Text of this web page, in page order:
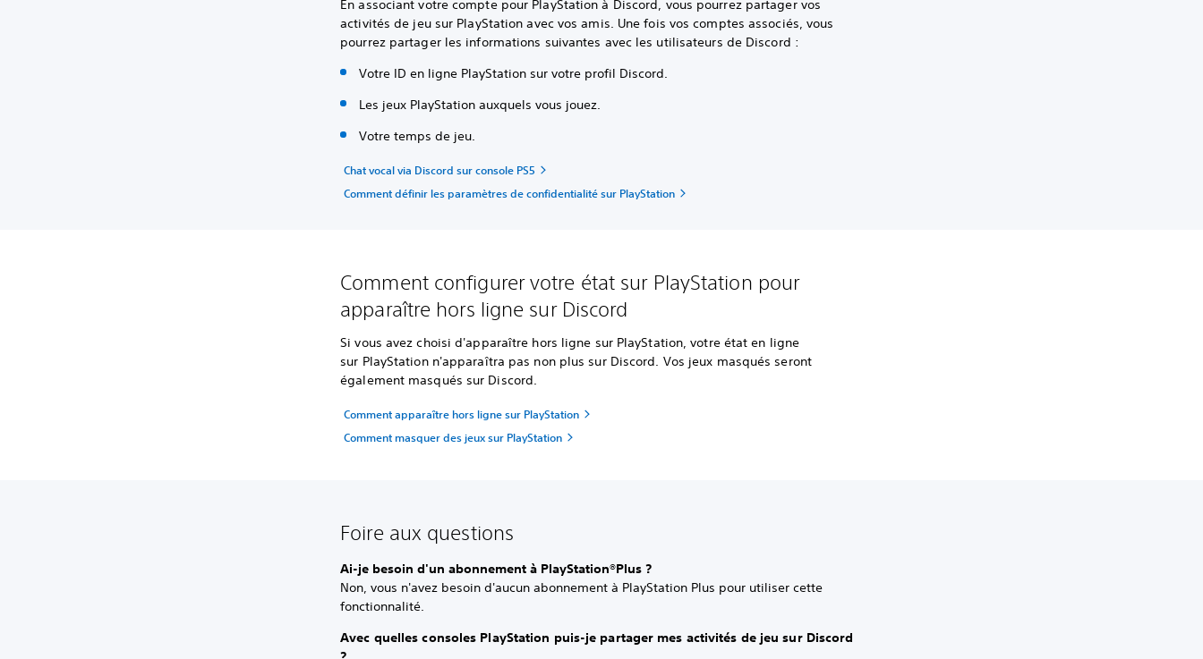
En associant votre compte pour PlayStation à Discord, vous pourrez partager vos
activités de jeu sur PlayStation avec vos amis. Une fois vos comptes associés, vous
pourrez partager les informations suivantes avec les utilisateurs de Discord :
Votre ID en ligne PlayStation sur votre profil Discord.
Les jeux PlayStation auxquels vous jouez.
Votre temps de jeu.
Chat vocal via Discord sur console PS5
Comment définir les paramètres de confidentialité sur PlayStation
Comment configurer votre état sur PlayStation pour
apparaître hors ligne sur Discord
Si vous avez choisi d'apparaître hors ligne sur PlayStation, votre état en ligne
sur PlayStation n'apparaîtra pas non plus sur Discord. Vos jeux masqués seront
également masqués sur Discord.
Comment apparaître hors ligne sur PlayStation
Comment masquer des jeux sur PlayStation
Foire aux questions
Ai-je besoin d'un abonnement à PlayStation®Plus ?
Non, vous n'avez besoin d'aucun abonnement à PlayStation Plus pour utiliser cette
fonctionnalité.
Avec quelles consoles PlayStation puis-je partager mes activités de jeu sur Discord